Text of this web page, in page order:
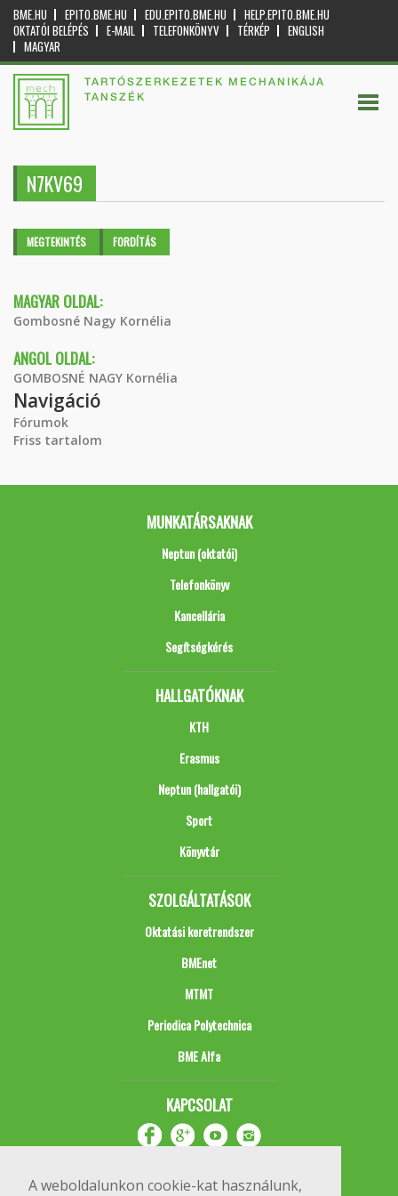
A weboldalunkon cookie-kat használunk,
BME.HU EPITO.BME.HU EDU.EPITO.BME.HU
HELP.EPITO.BME.HU
OKTATÓI BELÉPÉS
E-MAIL TELEFONKÖNYV TÉRKÉP
ENGLISH
MAGYAR
TARTÓSZERKEZETEK MECHANIKÁJA
TANSZÉK
N7KV69
Elsődleges fülek
MEGTEKINTÉS (AKTÍVFORDÍTÁS
MAGYAR OLDAL:
Gombosné Nagy Kornélia
ANGOL OLDAL:
GOMBOSNÉ NAGY Kornélia
Navigáció
Fórumok
Friss tartalom
MUNKATÁRSAKNAK
Neptun (oktatói)
Telefonkönyv
Kancellária
Segítségkérés
HALLGATÓKNAK
KTH
Erasmus
Neptun (hallgatói)
Sport
Könyvtár
SZOLGÁLTATÁSOK
Oktatási keretrendszer
BMEnet
MTMT
Periodica Polytechnica
BME Alfa
KAPCSOLAT